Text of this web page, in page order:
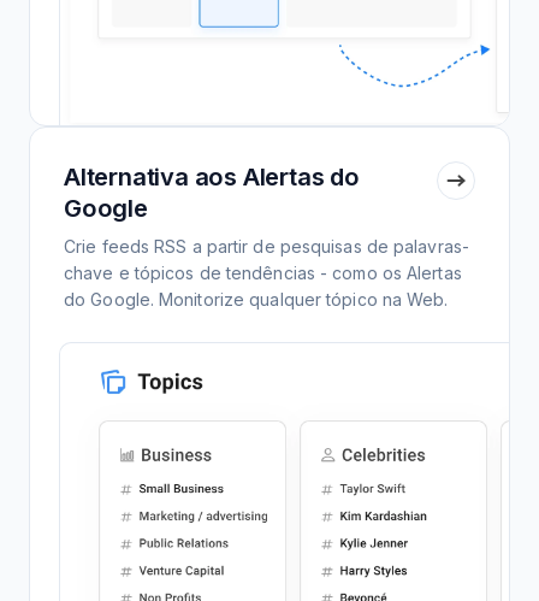
Alternativa aos Alertas do
Google
Crie feeds RSS a partir de pesquisas de palavras-
chave e tópicos de tendências - como os Alertas
do Google. Monitorize qualquer tópico na Web.